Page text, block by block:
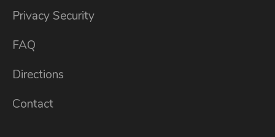
Privacy Security
FAQ
Directions
Contact